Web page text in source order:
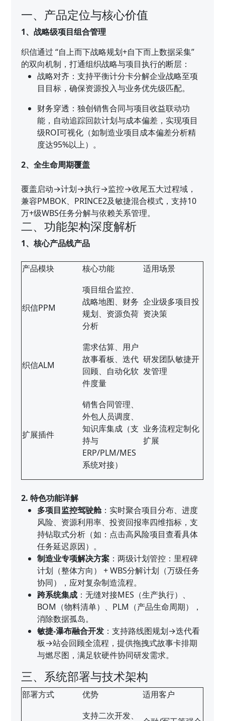
一、产品定位与核心价值
1、战略级项目组合管理
织信通过 “自上而下战略规划+自下而上数据采集”
的双向机制，打通组织战略与项目执行的断层：
战略对齐：支持平衡计分卡分解企业战略至项
目目标，确保资源投入与业务优先级匹配。
财务穿透：独创销售合同与项目收益联动功
能，自动追踪回款计划与成本偏差，实现项目
级ROI可视化（如制造业项目成本偏差分析精
度达95%以上）。
2、全生命周期覆盖
覆盖启动→计划→执行→监控→收尾五大过程域，
兼容PMBOK、PRINCE2及敏捷混合模式，支持10
万+级WBS任务分解与依赖关系管理。
二、功能架构深度解析
1、核心产品线产品
产品模块 核心功能 适用场景
织信PPM
项目组合监控、
战略地图、财务
规划、资源负荷
分析
企业级多项目投
资决策
织信ALM
需求估算、用户
故事看板、迭代
回顾、自动化软
件度量
研发团队敏捷开
发管理
扩展插件
销售合同管理、
外包人员调度、
知识库集成（支
持与
ERP/PLM/MES
系统对接）
业务流程定制化
扩展
2. 特色功能详解
多项目监控驾驶舱：实时聚合项目分布、进度
风险、资源利用率、投资回报率四维指标，支
持钻取式分析（如：点击高风险项目查看具体
任务延迟原因）。
制造业专项解决方案 ：两级计划管控：里程碑
计划（整体方向） + WBS分解计划（万级任务
协同），应对复杂制造流程。
跨系统集成 ：无缝对接MES（生产执行）、
BOM（物料清单）、PLM（产品生命周期），
消除数据孤岛。
敏捷-瀑布融合开发 ：支持路线图规划→迭代看
板→站会回顾全流程，提供拖拽式故事卡排期
与燃尽图，满足软硬件协同研发需求。
三、系统部署与技术架构
部署方式 优势
适用客户
支持二次开发、